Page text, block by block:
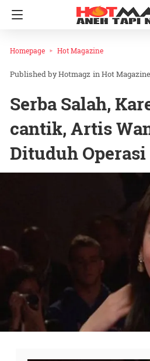
Homepage Hot Magazine
Hotmagz inHot Magazine
Serba Salah,
cantik, Artis
Dituduh